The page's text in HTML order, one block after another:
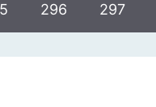
296 297